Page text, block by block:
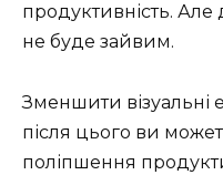
продуктивність.
не буде зайвим.
Зменшити візуальні
після цього ви
поліпшення